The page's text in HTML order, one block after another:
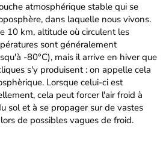
atmosphérique stable qui se
dans laquelle nous vivons.
10 km, altitude où circulent les
sont généralement
-80°C), mais il arrive en hiver que
s'y produisent : on appelle cela
Lorsque celui-ci est
cela peut forcer l'air froid à
sol et à se propager sur de vastes
de possibles vagues de froid.